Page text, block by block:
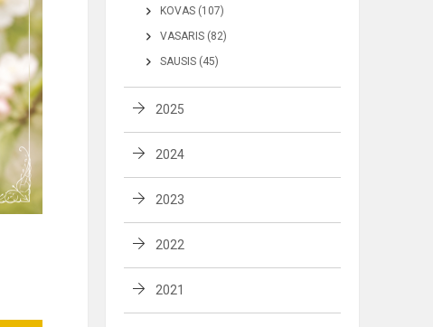
KOVAS (107)
VASARIS (82)
SAUSIS (45)
2025
2024
2023
2022
2021